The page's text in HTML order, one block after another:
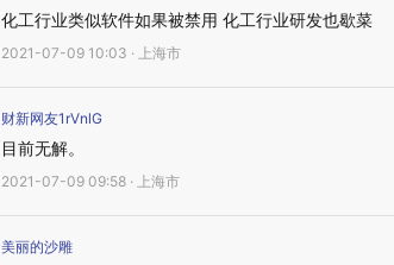
化工行业类似软件如果被禁用 化工行业研发也歇菜
2021-07-09 10:03 · 上海市
财新网友1rVnlG
目前无解。
2021-07-09 09:58 · 上海市
美丽的沙雕